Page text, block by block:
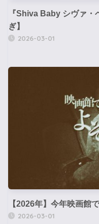
『Shiva Baby シヴァ
ぎ】
2026-03-01
【2026年】今年映画館
2026-03-01